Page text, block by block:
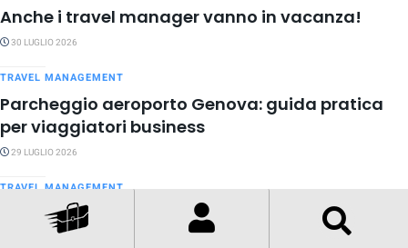
Anche i travel manager vanno in vacanza!
30 LUGLIO 2026
TRAVEL MANAGEMENT
Parcheggio aeroporto Genova: guida pratica
per viaggiatori business
29 LUGLIO 2026
TRAVEL MANAGEMENT
Posso usare l’auto aziendale per le vacanze?